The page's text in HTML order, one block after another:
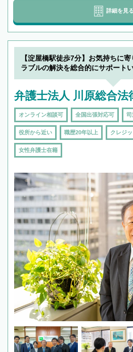
詳細を見る
【淀屋橋駅徒歩7分】お気持ちに
ラブルの解決を総合的にサポート
弁護士法人 川原総合法
オンライン相談可 全国出張対応可 司
役所から近い 職歴20年以上 クレジ
女性弁護士在籍